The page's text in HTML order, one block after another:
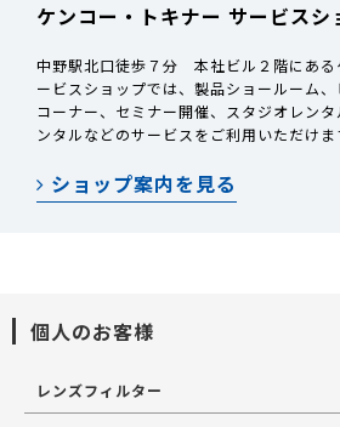
ケンコー・トキナー サービスシ
中野駅北口徒歩７分 本社ビル２階にある
ービスショップでは、製品ショールーム
コーナー、セミナー開催、スタジオレン
ンタルなどのサービスをご利用いただけま
ショップ案内を見る
個人のお客様
レンズフィルター